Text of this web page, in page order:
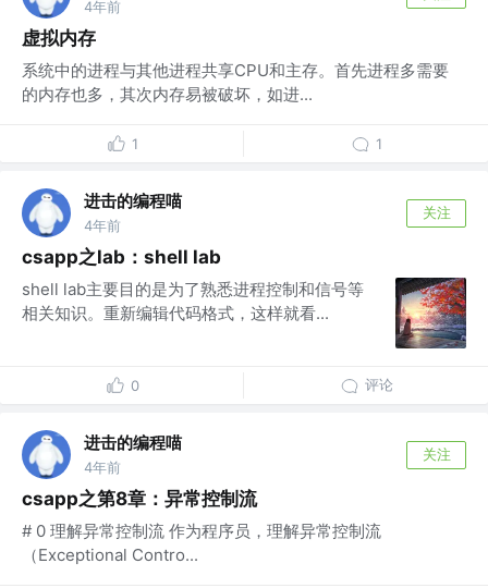
4年前
虚拟内存
系统中的进程与其他进程共享CPU和主存。首先进程多需要
的内存也多，其次内存易被破坏，如进...
1 1
进击的编程喵
4年前
关注
csapp之lab：shell lab
shell lab主要目的是为了熟悉进程控制和信号等
相关知识。重新编辑代码格式，这样就看...
0 评论
进击的编程喵
4年前
关注
csapp之第8章：异常控制流
# 0 理解异常控制流 作为程序员，理解异常控制流
（Exceptional Contro...